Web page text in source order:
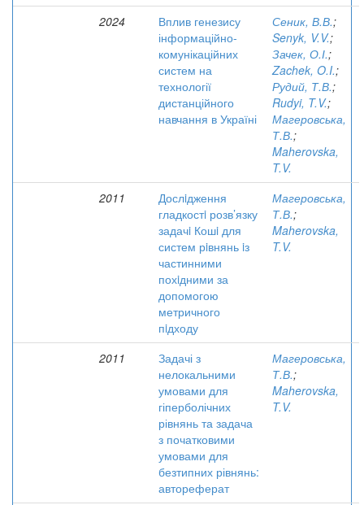
2024
Вплив генезису
інформаційно-
комунікаційних
систем на
технології
дистанційного
навчання в Україні
Сеник, В.В.;
Senyk, V.V.;
Зачек, О.І.;
Zachek, O.I.;
Рудий, Т.В.;
Rudyi, T.V.;
Магеровська,
Т.В.;
Maherovska,
T.V.
2011
Дослiдження
гладкостi розв’язку
задачi Кошi для
систем рiвнянь iз
частинними
похiдними за
допомогою
метричного
пiдходу
Магеровська,
Т.В.;
Maherovska,
T.V.
2011
Задачі з
нелокальними
умовами для
гіперболічних
рівнянь та задача
з початковими
умовами для
безтипних рівнянь:
автореферат
Магеровська,
Т.В.;
Maherovska,
T.V.